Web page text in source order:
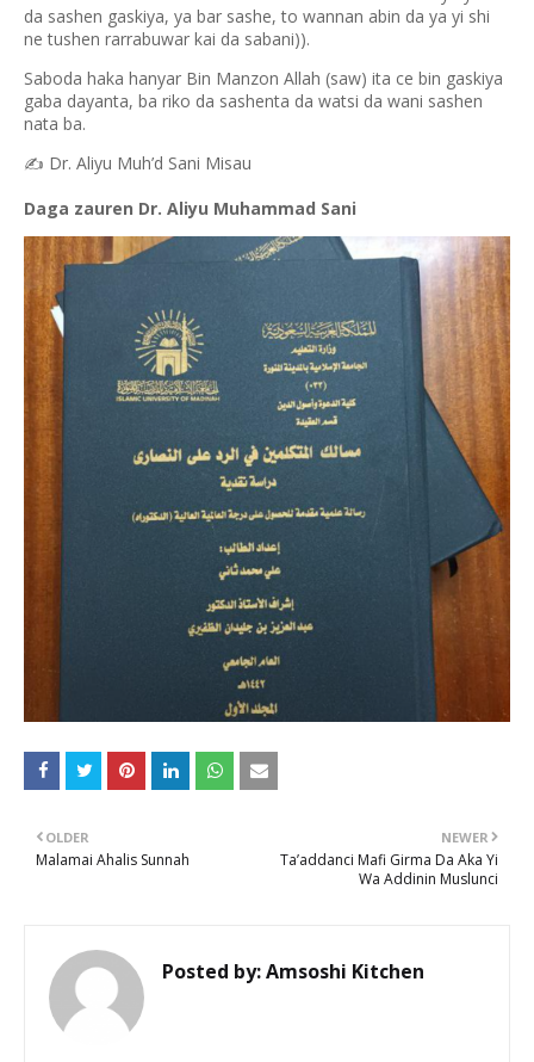
da sashen gaskiya, ya bar sashe, to wannan abin da ya yi shi
ne tushen rarrabuwar kai da sabani)).
Saboda haka hanyar Bin Manzon Allah (saw) ita ce bin gaskiya
gaba dayanta, ba riko da sashenta da watsi da wani sashen
nata ba.
✍️ Dr. Aliyu Muh’d Sani Misau
Daga zauren Dr. Aliyu Muhammad Sani
NEWER
Ta’addanci Mafi Girma Da Aka Yi
Wa Addinin Muslunci
OLDER
Malamai Ahalis Sunnah
Posted by:Amsoshi Kitchen